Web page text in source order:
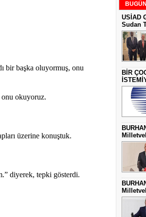
bir başka oluyormuş, onu
onu okuyoruz.
üzerine konuştuk.
diyerek, tepki gösterdi.
BUGÜN
USİAD
Sudan
BİR